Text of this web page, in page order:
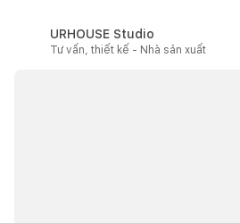
URHOUSE Studio
Tư vấn, thiết kế - Nhà sản xuất